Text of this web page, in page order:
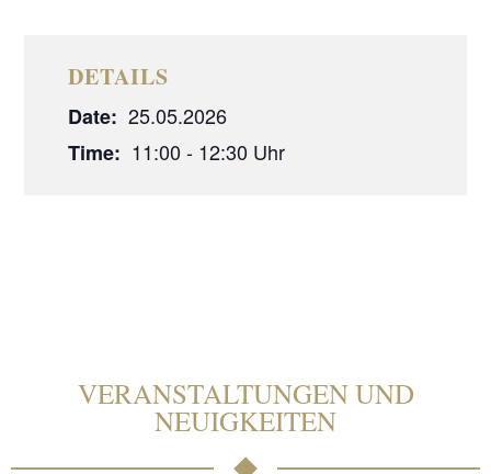
DETAILS
Date: 25.05.2026
Time: 11:00 - 12:30
VERANSTALTUNGEN UND
NEUIGKEITEN